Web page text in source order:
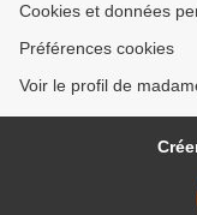
Cookies et données
Préférences cookies
Voir le profil de